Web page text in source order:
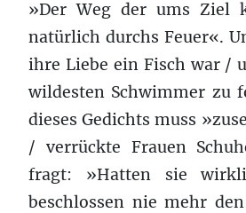
»Der Weg der ums Ziel
natürlich durchs Feuer«.
ihre Liebe ein Fisch war /
wildesten Schwimmer zu
dieses Gedichts muss
/ verrückte Frauen
fragt: »Hatten sie
beschlossen nie mehr